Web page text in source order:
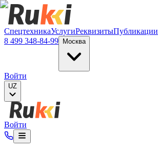
Verification: e6a4652c04df1fb8
СпецтехникаУслугиРеквизитыПубликации
8 499 348-84-99
Москва
Войти
UZ
Войти